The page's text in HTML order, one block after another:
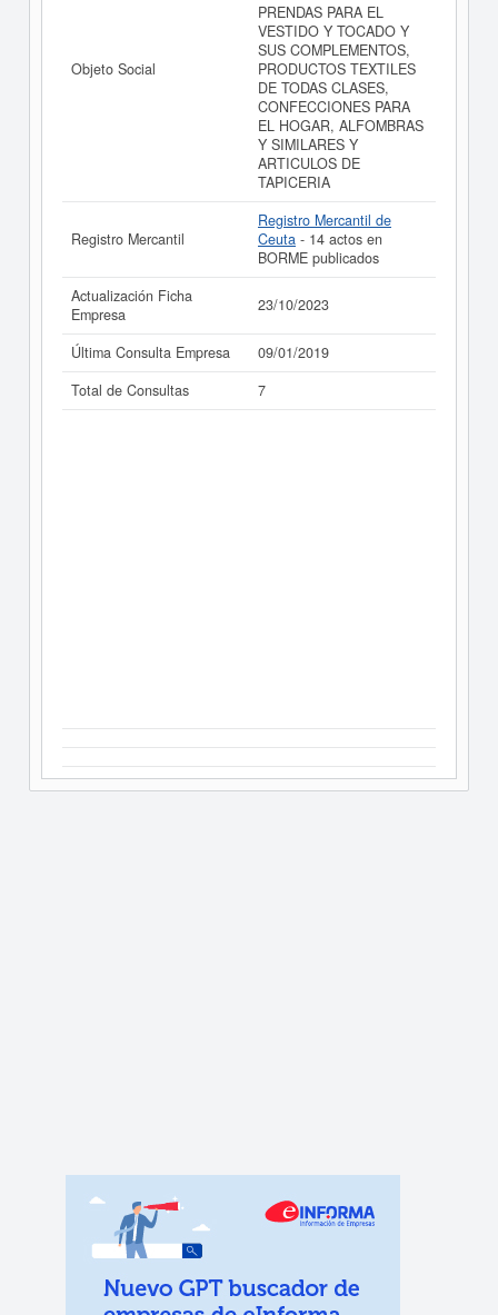
cuentas de resultados disponibles.
La última actualización del informe de empresa se ha
realizado el 23/10/2023.
Objeto Social
PRENDAS PARA EL
VESTIDO Y TOCADO Y
SUS COMPLEMENTOS,
PRODUCTOS TEXTILES
DE TODAS CLASES,
CONFECCIONES PARA
EL HOGAR, ALFOMBRAS
Y SIMILARES Y
ARTICULOS DE
TAPICERIA
Registro Mercantil
Registro Mercantil de
Ceuta - 14 actos en
BORME publicados
Actualización Ficha
Empresa
23/10/2023
Última Consulta Empresa
09/01/2019
Total de Consultas
7